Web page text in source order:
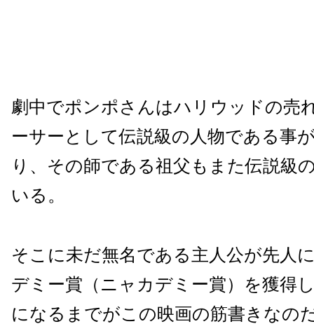
劇中でポンポさんはハリウッドの売
ーサーとして伝説級の人物である事
り、その師である祖父もまた伝説級
いる。
そこに未だ無名である主人公が先人
デミー賞（ニャカデミー賞）を獲得
になるまでがこの映画の筋書きなの